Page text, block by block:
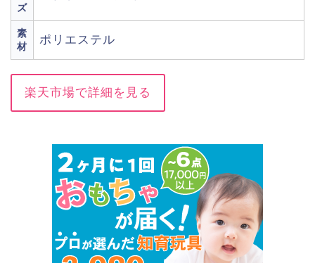
ズ
素
材
ポリエステル
楽天市場で詳細を見る